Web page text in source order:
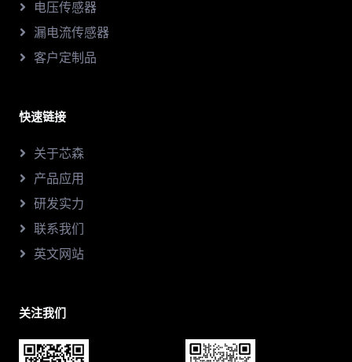
电压传感器
漏电流传感器
客户定制品
快速链接
关于芯森
产品应用
研发实力
联系我们
英文网站
关注我们